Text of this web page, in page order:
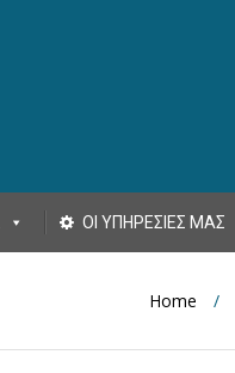
ΟΙ ΥΠΗΡΕΣΙΕΣ ΜΑΣ
Home /